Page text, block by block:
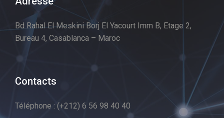
Bd Rahal El Meskini Borj El Yacourt Imm B, Etage 2,
Bureau 4, Casablanca – Maroc
Contacts
Téléphone : (+212) 6 56 98 40 40